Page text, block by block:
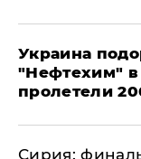
Украина
"Нефтехим" в
пролетели
​Сирия: